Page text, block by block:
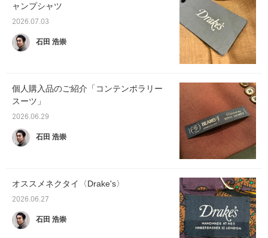
ャンプシャツ
2026.07.03
石田 浩崇
個人購入品のご紹介「コンテンポラリー
スーツ」
2026.06.29
石田 浩崇
オススメネクタイ〈Drake's〉
2026.06.27
石田 浩崇